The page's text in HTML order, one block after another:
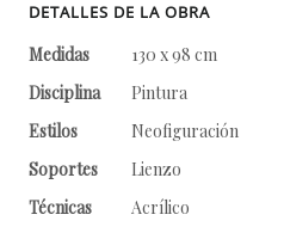
DETALLES DE LA OBRA
Medidas
130 x 98 cm
Disciplina
Pintura
Estilos
Neofiguración
Soportes
Lienzo
Técnicas
Acrílico